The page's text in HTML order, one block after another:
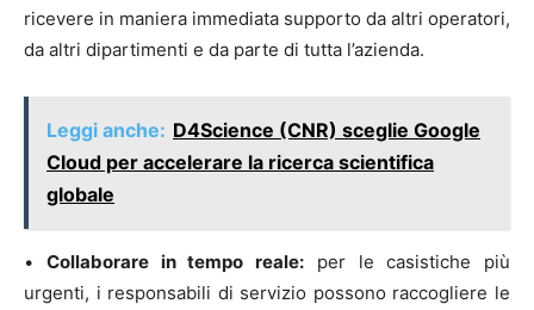
ricevere in maniera immediata supporto da altri operatori,
da altri dipartimenti e da parte di tutta l’azienda.
Leggi anche: D4Science (CNR) sceglie Google
Cloud per accelerare la ricerca scientifica
globale
• Collaborare in tempo reale: per le casistiche più
urgenti, i responsabili di servizio possono raccogliere le